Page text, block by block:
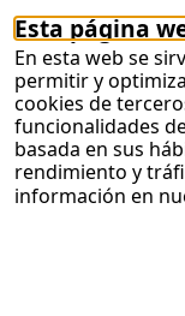
Esta página
En esta web se
permitir y
cookies de
funcionalidades
basada en sus
rendimiento y
información en